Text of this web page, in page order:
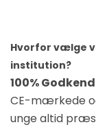
Hvorfor vælge
institution?
100%
CE-mærkede
unge altid